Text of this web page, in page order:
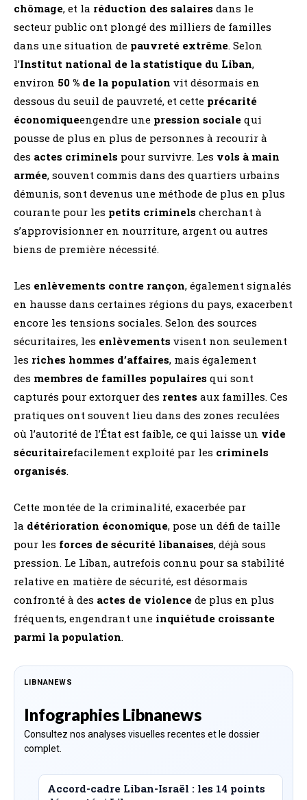
chômage, et la réduction des salaires dans le
secteur public ont plongé des milliers de familles
dans une situation de pauvreté extrême. Selon
l’Institut national de la statistique du Liban,
environ 50 % de la population vit désormais en
dessous du seuil de pauvreté, et cette précarité
économiqueengendre une pression sociale qui
pousse de plus en plus de personnes à recourir à
des actes criminels pour survivre. Les vols à main
armée, souvent commis dans des quartiers urbains
démunis, sont devenus une méthode de plus en plus
courante pour les petits criminels cherchant à
s’approvisionner en nourriture, argent ou autres
biens de première nécessité.
Les enlèvements contre rançon, également signalés
en hausse dans certaines régions du pays, exacerbent
encore les tensions sociales. Selon des sources
sécuritaires, les enlèvements visent non seulement
les riches hommes d’affaires, mais également
des membres de familles populaires qui sont
capturés pour extorquer des rentes aux familles. Ces
pratiques ont souvent lieu dans des zones reculées
où l’autorité de l’État est faible, ce qui laisse un vide
sécuritairefacilement exploité par les criminels
organisés.
Cette montée de la criminalité, exacerbée par
la détérioration économique, pose un défi de taille
pour les forces de sécurité libanaises, déjà sous
pression. Le Liban, autrefois connu pour sa stabilité
relative en matière de sécurité, est désormais
confronté à des actes de violence de plus en plus
fréquents, engendrant une inquiétude croissante
parmi la population.
LIBNANEWS
Infographies Libnanews
Consultez nos analyses visuelles recentes et le dossier
complet.
Accord-cadre Liban-Israël : les 14 points